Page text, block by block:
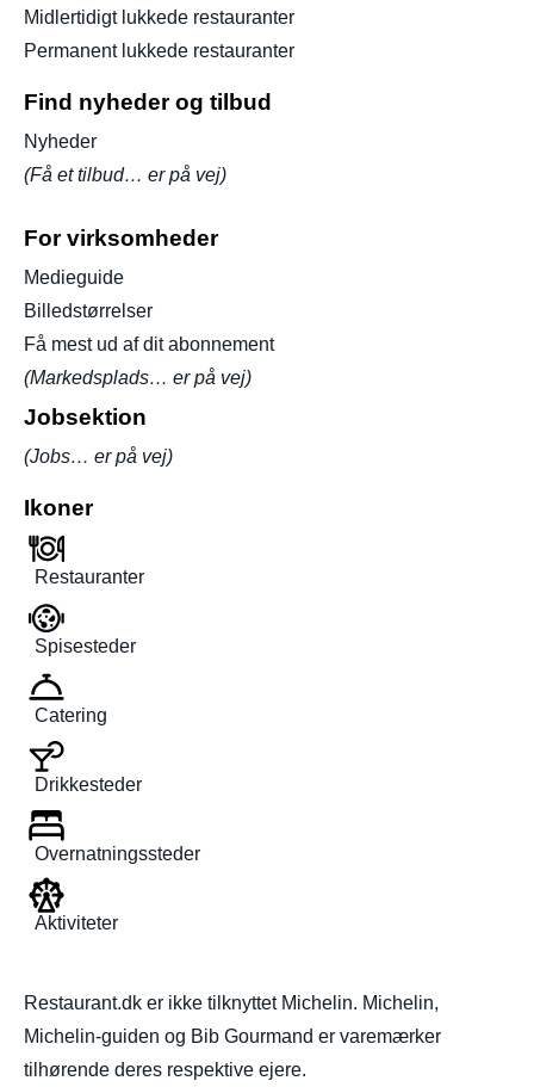
Midlertidigt lukkede restauranter
Permanent lukkede restauranter
Find nyheder og tilbud
Nyheder
(Få et tilbud… er på vej)
For virksomheder
Medieguide
Billedstørrelser
Få mest ud af dit abonnement
(Markedsplads… er på vej)
Jobsektion
(Jobs… er på vej)
Ikoner
Restauranter
Spisesteder
Catering
Drikkesteder
Overnatningssteder
Aktiviteter
Restaurant.dk er ikke tilknyttet Michelin. Michelin,
Michelin-guiden og Bib Gourmand er varemærker
tilhørende deres respektive ejere.